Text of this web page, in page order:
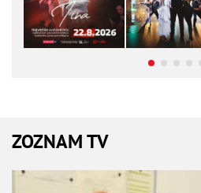
ZOZNAM TV